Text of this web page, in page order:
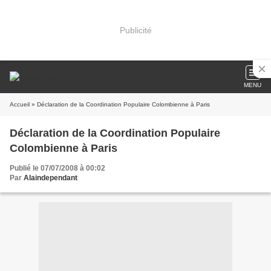
Publicité
MENU
Accueil » Déclaration de la Coordination Populaire Colombienne à Paris
Déclaration de la Coordination Populaire
Colombienne à Paris
Publié le 07/07/2008 à 00:02
Par Alaindependant